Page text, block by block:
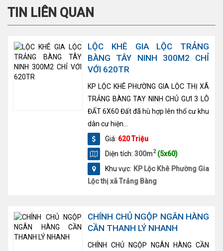
TIN LIÊN QUAN
LỘC KHÊ GIA LỘC TRẢNG
BÀNG TÂY NINH 300M2 CHỈ
VỚI 620TR
KP LỘC KHÊ PHƯỜNG GIA LỘC THỊ XÃ
TRẢNG BÀNG TAY NINH CHỦ GƯI 3 LÔ
ĐẤT 6X60 Đất đã hù hợp lên thổ cư khu
dân cư hiện...
Giá: 620 Triệu
Diện tích: 300m2 (5x60)
Khu vực: KP Lộc Khê Phường Gia
Lộc thị xã Trảng Bàng
CHÍNH CHỦ NGỘP NGÂN HÀNG
CẦN THANH LÝ NHANH
CHÍNH CHỦ NGỘP NGÂN HÀNG CẦN